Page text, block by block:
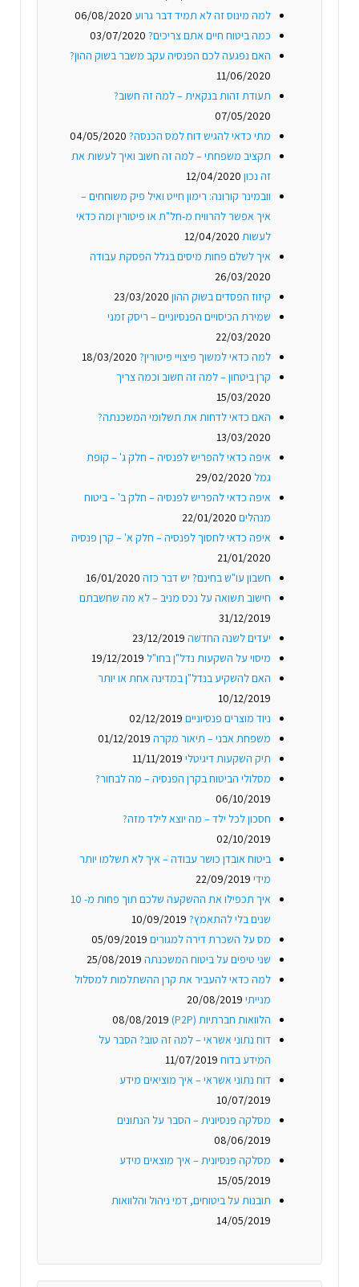
למה מינוס זה לא תמיד דבר גרוע 06/08/2020
כמה ביטוח חיים אתם צריכים? 03/07/2020
האם נפגעה לכם הפנסיה עקב משבר בשוק ההון?
11/06/2020
תעודת זהות בנקאית – למה זה חשוב?
07/05/2020
מתי כדאי להגיש דוח למס הכנסה? 04/05/2020
תקציב משפחתי – למה זה חשוב ואיך לעשות את
זה נכון 12/04/2020
וובמינר קורונה: רימון חייט ואיל פיק משוחחים –
איך אפשר להרוויח מ-חל"ת או פיטורין ומה כדאי
לעשות 12/04/2020
איך לשלם פחות מיסים בגלל הפסקת עבודה
26/03/2020
קיזוז הפסדים בשוק ההון 23/03/2020
שמירת הכיסויים הפנסיוניים – ריסק זמני
22/03/2020
למה כדאי למשוך פיצויי פיטורין? 18/03/2020
קרן ביטחון – למה זה חשוב וכמה צריך
15/03/2020
האם כדאי לדחות את תשלומי המשכנתה?
13/03/2020
איפה כדאי להפריש לפנסיה – חלק ג' – קופת
גמל 29/02/2020
איפה כדאי להפריש לפנסיה – חלק ב' – ביטוח
מנהלים 22/01/2020
איפה כדאי לחסוך לפנסיה – חלק א' – קרן פנסיה
21/01/2020
חשבון עו"ש בחינם? יש דבר כזה 16/01/2020
חישוב תשואה על נכס מניב – לא מה שחשבתם
31/12/2019
יעדים לשנה החדשה 23/12/2019
מיסוי על השקעות נדל"ן בחו"ל 19/12/2019
האם להשקיע בנדל"ן במדינה אחת או יותר
10/12/2019
ניוד מוצרים פנסיוניים 02/12/2019
משפחת אבני – תיאור מקרה 01/12/2019
תיק השקעות דיגיטלי 11/11/2019
מסלולי הביטוח בקרן הפנסיה – מה לבחור?
06/10/2019
חסכון לכל ילד – מה יוצא לילד מזה?
02/10/2019
ביטוח אובדן כושר עבודה – איך לא תשלמו יותר
מידי 22/09/2019
איך תכפילו את ההשקעה שלכם תוך פחות מ- 10
שנים בלי להתאמץ? 10/09/2019
מס על השכרת דירה למגורים 05/09/2019
שני טיפים על ביטוח המשכנתה 25/08/2019
למה כדאי להעביר את קרן ההשתלמות למסלול
מנייתי 20/08/2019
הלוואות חברתיות (P2P)
08/08/2019
דוח נתוני אשראי – למה זה טוב? הסבר על
המידע בדוח 11/07/2019
דוח נתוני אשראי – איך מוציאים מידע
10/07/2019
מסלקה פנסיונית – הסבר על הנתונים
08/06/2019
מסלקה פנסיונית – איך מוצאים מידע
15/05/2019
תובנות על ביטוחים, דמי ניהול והלוואות
14/05/2019